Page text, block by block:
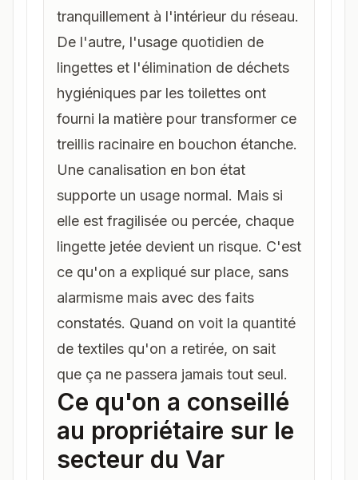
tranquillement à l'intérieur du réseau.
De l'autre, l'usage quotidien de
lingettes et l'élimination de déchets
hygiéniques par les toilettes ont
fourni la matière pour transformer ce
treillis racinaire en bouchon étanche.
Une canalisation en bon état
supporte un usage normal. Mais si
elle est fragilisée ou percée, chaque
lingette jetée devient un risque. C'est
ce qu'on a expliqué sur place, sans
alarmisme mais avec des faits
constatés. Quand on voit la quantité
de textiles qu'on a retirée, on sait
que ça ne passera jamais tout seul.
Ce qu'on a conseillé
au propriétaire sur le
secteur du Var